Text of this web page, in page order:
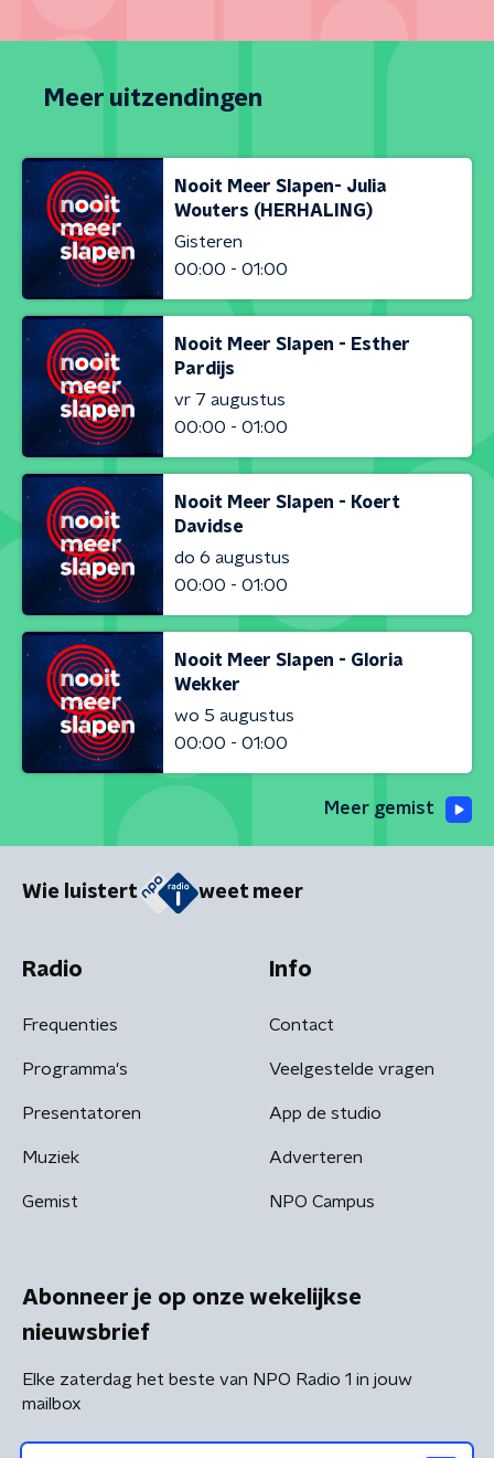
Meer uitzendingen
Nooit Meer Slapen- Julia
Wouters (HERHALING)
Gisteren
00:00 - 01:00
Nooit Meer Slapen - Esther
Pardijs
vr 7 augustus
00:00 - 01:00
Nooit Meer Slapen - Koert
Davidse
do 6 augustus
00:00 - 01:00
Nooit Meer Slapen - Gloria
Wekker
wo 5 augustus
00:00 - 01:00
Meer gemist
Wie luistert weet meer
Radio
Frequenties
Programma's
Presentatoren
Muziek
Gemist
Info
Contact
Veelgestelde vragen
App de studio
Adverteren
NPO Campus
Abonneer je op onze wekelijkse
nieuwsbrief
Elke zaterdag het beste van NPO Radio 1 in jouw
mailbox